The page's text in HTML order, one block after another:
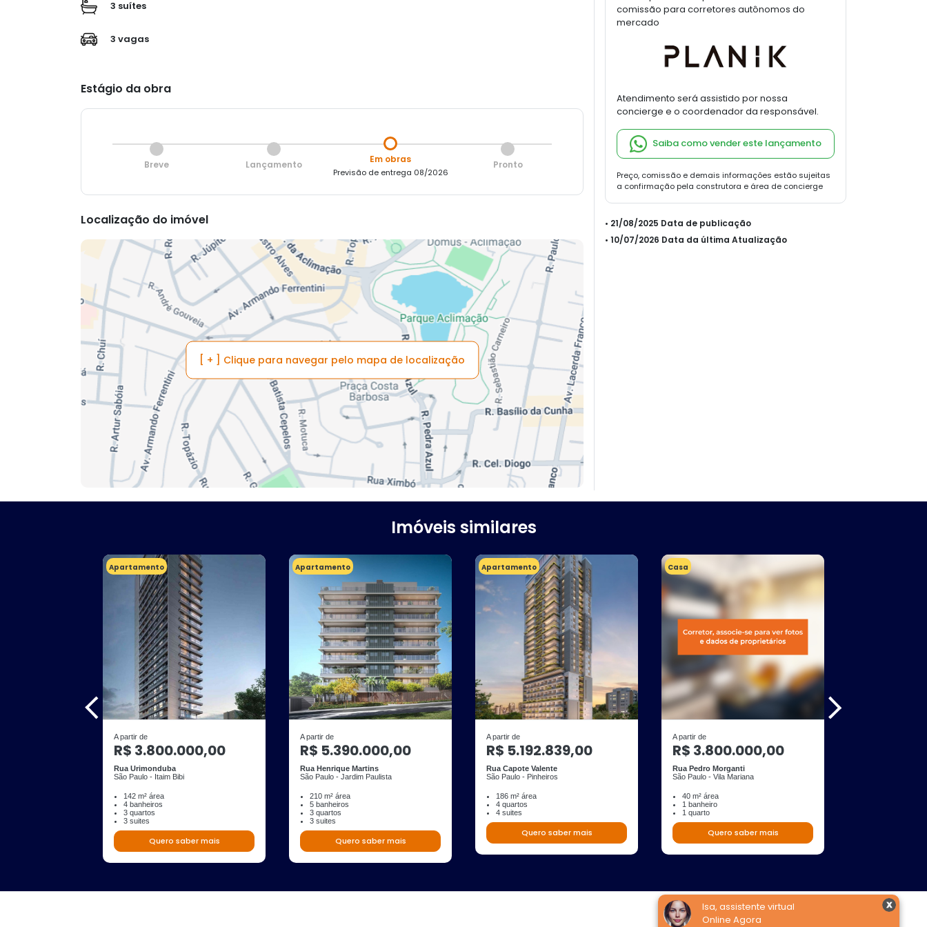
3 suítes
3 vagas
Estágio da obra
Breve Lançamento Em obras
Previsão de entrega 08/2026
Pronto
Localização do imóvel
[ + ] Clique para navegar pelo mapa de localização
comissão para corretores autônomos do
mercado
Atendimento será assistido por nossa
concierge e o coordenador da responsável.
Saiba como vender este lançamento
Preço, comissão e demais informações estão sujeitas
a confirmação pela construtora e área de concierge
• 21/08/2025 Data de publicação
• 10/07/2026 Data da última Atualização
Imóveis similares
Apartamento
A partir de
R$ 3.800.000,00
Rua Urimonduba
São Paulo - Itaim Bibi
142 m² área
4 banheiros
3 quartos
3 suites
Quero saber mais
Apartamento
A partir de
R$ 5.390.000,00
Rua Henrique Martins
São Paulo - Jardim Paulista
210 m² área
5 banheiros
3 quartos
3 suites
Quero saber mais
Apartamento
A partir de
R$ 5.192.839,00
Rua Capote Valente
São Paulo - Pinheiros
186 m² área
4 quartos
4 suites
Quero saber mais
Casa
A partir de
R$ 3.800.000,00
Rua Pedro Morganti
São Paulo - Vila Mariana
40 m² área
1 banheiro
1 quarto
Quero saber mais
Isa, assistente virtual
Online Agora